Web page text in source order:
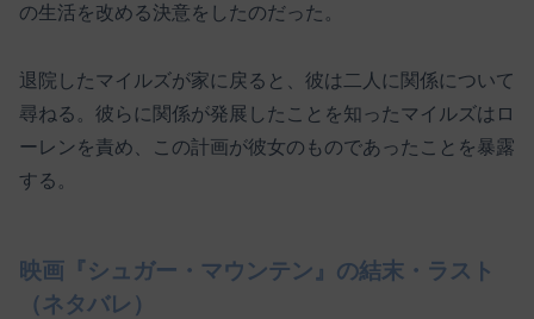
の生活を改める決意をしたのだった。
退院したマイルズが家に戻ると、彼は二人に関係について
尋ねる。彼らに関係が発展したことを知ったマイルズはロ
ーレンを責め、この計画が彼女のものであったことを暴露
する。
映画『シュガー・マウンテン』の結末・ラスト
（ネタバレ）